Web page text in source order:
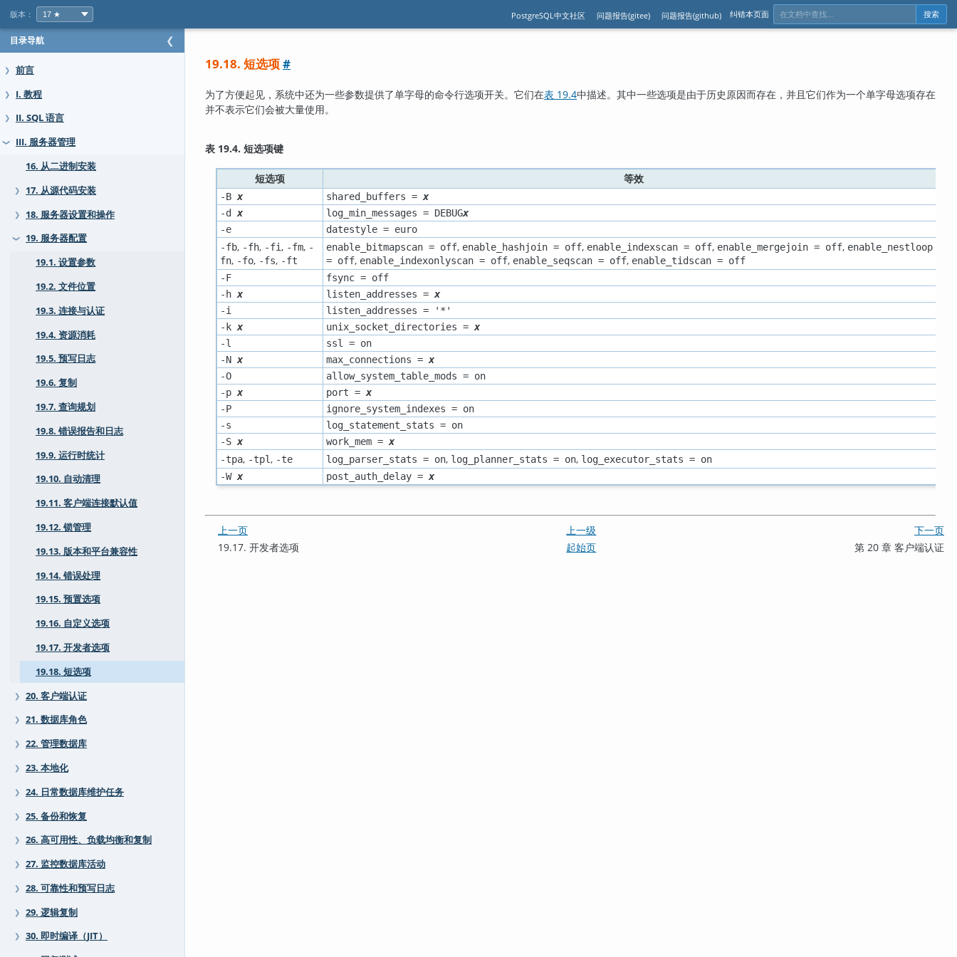
版本： PostgreSQL中文社区 问题报告(gitee) 问题报告(github) 纠错本页面 搜索
目录导航 ❮
❯ 前言
❯ I. 教程
❯ II. SQL 语言
❯
III. 服务器管理
16. 从二进制安装
❯ 17. 从源代码安装
❯ 18. 服务器设置和操作
❯
19. 服务器配置
19.1. 设置参数
19.2. 文件位置
19.3. 连接与认证
19.4. 资源消耗
19.5. 预写日志
19.6. 复制
19.7. 查询规划
19.8. 错误报告和日志
19.9. 运行时统计
19.10. 自动清理
19.11. 客户端连接默认值
19.12. 锁管理
19.13. 版本和平台兼容性
19.14. 错误处理
19.15. 预置选项
19.16. 自定义选项
19.17. 开发者选项
19.18. 短选项
❯ 20. 客户端认证
❯ 21. 数据库角色
❯ 22. 管理数据库
❯ 23. 本地化
❯ 24. 日常数据库维护任务
❯ 25. 备份和恢复
❯ 26. 高可用性、负载均衡和复制
❯ 27. 监控数据库活动
❯ 28. 可靠性和预写日志
❯ 29. 逻辑复制
❯ 30. 即时编译（JIT）
19.18. 短选项#
为了方便起见，系统中还为一些参数提供了单字母的命令行选项开关。它们在表 19.4中描述。其中一些选项是由于历史原因而存在，并且它们作为一个单字母选项存在
并不表示它们会被大量使用。
表 19.4. 短选项键
短选项 等效
-B x shared_buffers = x
-d x log_min_messages = DEBUGx
-e
datestyle = euro
-fb, -fh, -fi, -fm, -
fn, -fo, -fs, -ft
enable_bitmapscan = off, enable_hashjoin = off, enable_indexscan = off, enable_mergejoin = off, enable_nestloop
= off, enable_indexonlyscan = off, enable_seqscan = off, enable_tidscan = off
-F
fsync = off
-h x listen_addresses = x
-i
listen_addresses = '*'
-k x unix_socket_directories = x
-l
ssl = on
-N x max_connections = x
-O
allow_system_table_mods = on
-p x port = x
-P
ignore_system_indexes = on
-s
log_statement_stats = on
-S x work_mem = x
-tpa, -tpl, -te log_parser_stats = on, log_planner_stats = on, log_executor_stats = on
-W x post_auth_delay = x
上一页 上一级
下一页
19.17. 开发者选项
起始页 第 20 章 客户端认证